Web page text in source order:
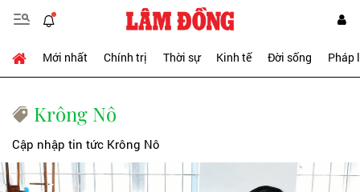
Mới nhất Chính trị Thời sự Kinh tế Đời sống Pháp
Krông Nô
Cập nhập tin tức Krông Nô